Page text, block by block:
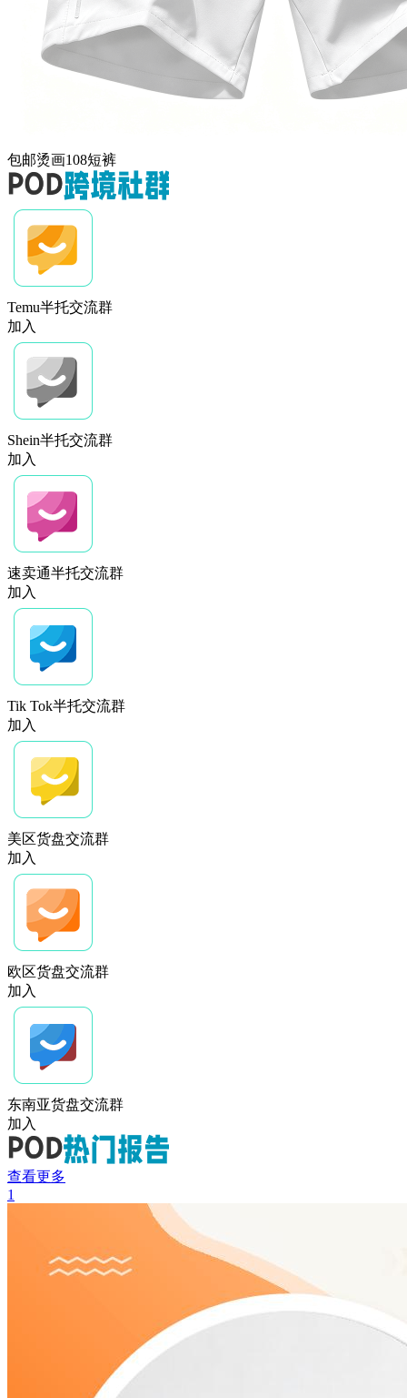
包邮烫画108短裤
Temu半托交流群
加入
Shein半托交流群
加入
速卖通半托交流群
加入
Tik Tok半托交流群
加入
美区货盘交流群
加入
欧区货盘交流群
加入
东南亚货盘交流群
加入
查看更多
1